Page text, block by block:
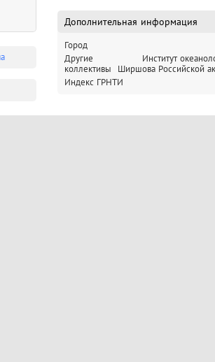
Дополнительная информация
Город
Другие
коллективы
Институт
Ширшова Российской
Индекс ГРНТИ